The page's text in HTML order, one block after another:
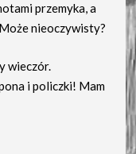
przemyka, a
nieoczywisty?
wieczór.
i policzki! Mam